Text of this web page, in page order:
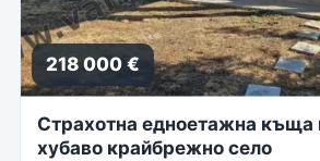
218 000 €
Страхотна едноетажна къща
хубаво крайбрежно село